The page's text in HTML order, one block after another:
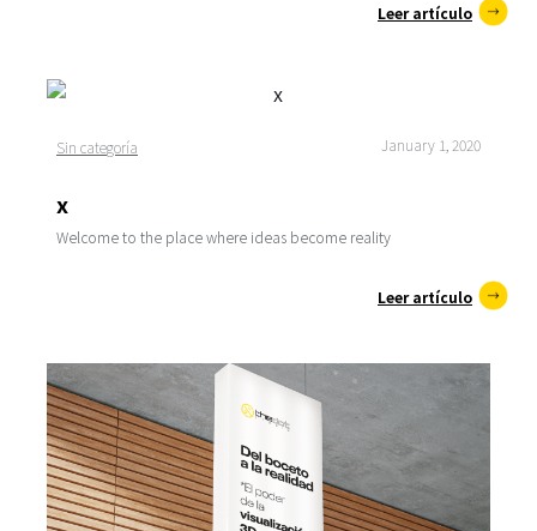
Leer artículo
Sin categoría January 1, 2020
x
Welcome to the place where ideas become reality
Leer artículo